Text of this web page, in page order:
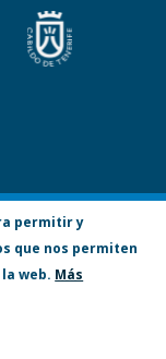
permitir y
que nos permiten
web. Más